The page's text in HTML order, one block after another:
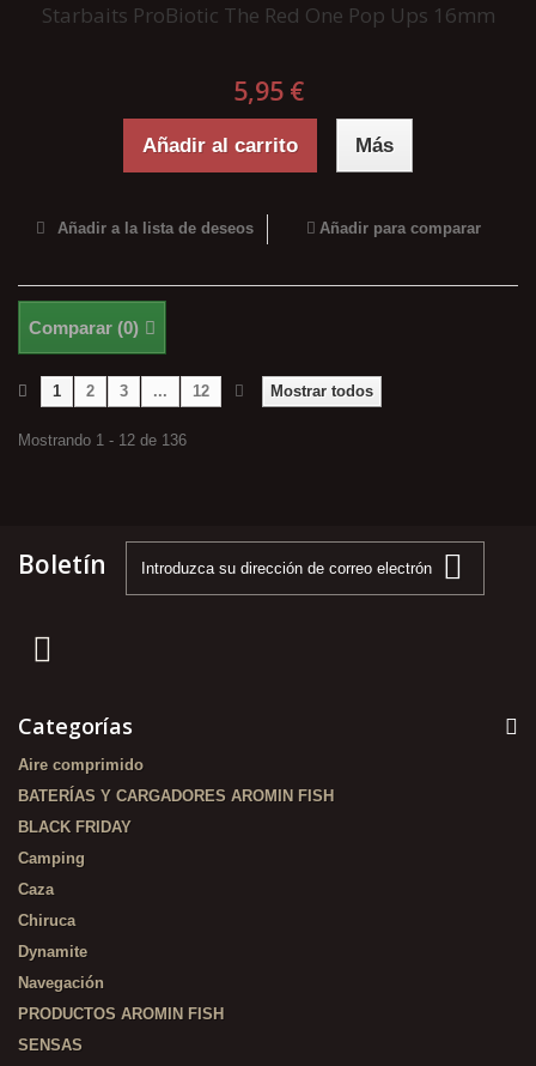
Starbaits ProBiotic The Red One Pop Ups 16mm
5,95 €
Añadir al carrito Más
Añadir a la lista de deseos Añadir para comparar
Comparar (0)
Mostrar todos
1 2 3 ... 12
Mostrando 1 - 12 de 136
Boletín
Categorías
Aire comprimido
BATERÍAS Y CARGADORES AROMIN FISH
BLACK FRIDAY
Camping
Caza
Chiruca
Dynamite
Navegación
PRODUCTOS AROMIN FISH
SENSAS